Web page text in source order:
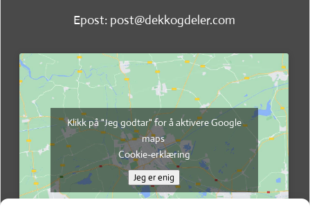
Epost: post@dekkogdeler.com
Klikk på "Jeg godtar" for å aktivere Google
maps
Cookie-erklæring
Jeg er enig